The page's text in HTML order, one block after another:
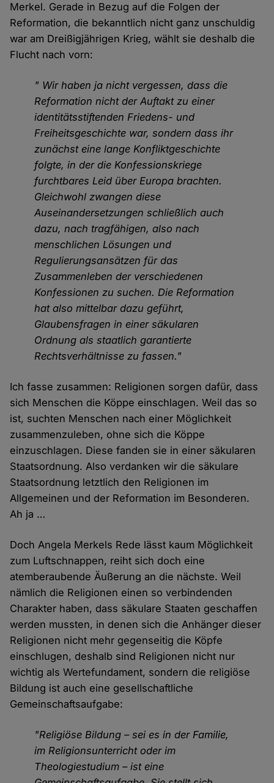
Merkel. Gerade in Bezug auf die Folgen der
Reformation, die bekanntlich nicht ganz unschuldig
war am Dreißigjährigen Krieg, wählt sie deshalb die
Flucht nach vorn:
" Wir haben ja nicht vergessen, dass die
Reformation nicht der Auftakt zu einer
identitätsstiftenden Friedens- und
Freiheitsgeschichte war, sondern dass ihr
zunächst eine lange Konfliktgeschichte
folgte, in der die Konfessionskriege
furchtbares Leid über Europa brachten.
Gleichwohl zwangen diese
Auseinandersetzungen schließlich auch
dazu, nach tragfähigen, also nach
menschlichen Lösungen und
Regulierungsansätzen für das
Zusammenleben der verschiedenen
Konfessionen zu suchen. Die Reformation
hat also mittelbar dazu geführt,
Glaubensfragen in einer säkularen
Ordnung als staatlich garantierte
Rechtsverhältnisse zu fassen."
Ich fasse zusammen: Religionen sorgen dafür, dass
sich Menschen die Köppe einschlagen. Weil das so
ist, suchten Menschen nach einer Möglichkeit
zusammenzuleben, ohne sich die Köppe
einzuschlagen. Diese fanden sie in einer säkularen
Staatsordnung. Also verdanken wir die säkulare
Staatsordnung letztlich den Religionen im
Allgemeinen und der Reformation im Besonderen.
Ah ja …
Doch Angela Merkels Rede lässt kaum Möglichkeit
zum Luftschnappen, reiht sich doch eine
atemberaubende Äußerung an die nächste. Weil
nämlich die Religionen einen so verbindenden
Charakter haben, dass säkulare Staaten geschaffen
werden mussten, in denen sich die Anhänger dieser
Religionen nicht mehr gegenseitig die Köpfe
einschlugen, deshalb sind Religionen nicht nur
wichtig als Wertefundament, sondern die religiöse
Bildung ist auch eine gesellschaftliche
Gemeinschaftsaufgabe:
"Religiöse Bildung – sei es in der Familie,
im Religionsunterricht oder im
Theologiestudium – ist eine